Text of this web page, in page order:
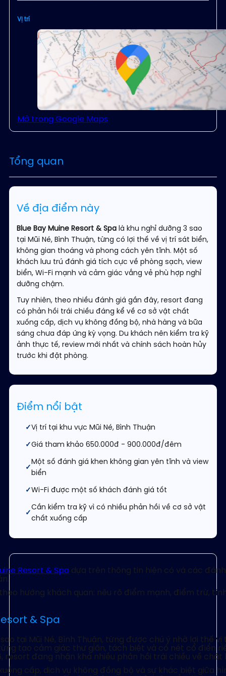
Vị trí
Mở trong Google Maps
Tổng quan
Về địa điểm này
Blue Bay Muine Resort & Spa là khu nghỉ dưỡng 3 sao
tại Mũi Né, Bình Thuận, từng có lợi thế về vị trí sát biển,
không gian thoáng và phong cách yên tĩnh. Một số
khách lưu trú đánh giá tích cực về phòng sạch, view
biển, Wi-Fi mạnh và cảm giác vắng vẻ phù hợp nghỉ
dưỡng chậm.
Tuy nhiên, theo nhiều đánh giá gần đây, resort đang
có phản hồi trái chiều đáng kể về cơ sở vật chất
xuống cấp, dịch vụ không đồng bộ, nhà hàng và bữa
sáng chưa đáp ứng kỳ vọng. Du khách nên kiểm tra kỹ
ảnh thực tế, review mới nhất và chính sách hoàn hủy
trước khi đặt phòng.
Điểm nổi bật
Vị trí tại khu vực Mũi Né, Bình Thuận
Giá tham khảo 650.000đ - 900.000đ/đêm
Một số đánh giá khen không gian yên tĩnh và view
biển
Wi-Fi được một số khách đánh giá tốt
Cần kiểm tra kỹ vì có nhiều phản hồi về cơ sở vật
chất xuống cấp
Resort & Spa dựa trên thông tin hiện có và các
hướng khách quan: nêu rõ điểm mạnh, điểm trừ,
& Spa
tại Mũi Né, Bình Thuận, từng được chú ý nhờ lợi thế
tạo cảm giác thư giãn, tách biệt và có nét cổ điển
đang nhận khá nhiều phản hồi trái chiều về chất
cấp, dịch vụ không đồng bộ và sự khác biệt giữa